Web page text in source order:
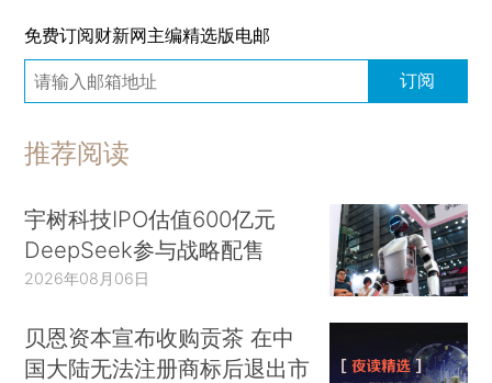
免费订阅财新网主编精选版电邮
订阅
推荐阅读
宇树科技IPO估值600亿元
DeepSeek参与战略配售
2026年08月06日
贝恩资本宣布收购贡茶 在中
国大陆无法注册商标后退出市